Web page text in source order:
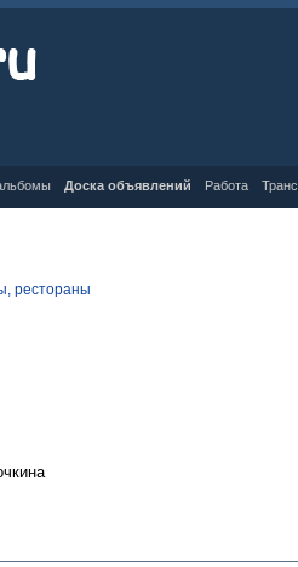
Доска объявлений Работа
рестораны